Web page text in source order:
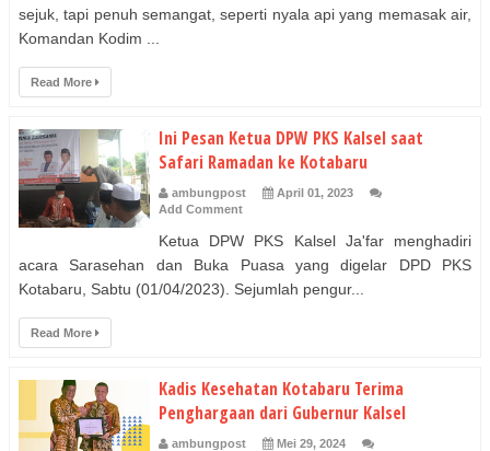
sejuk, tapi penuh semangat, seperti nyala api yang memasak air,
Komandan Kodim ...
Read More
Ini Pesan Ketua DPW PKS Kalsel saat
Safari Ramadan ke Kotabaru
ambungpost
April 01, 2023
Add Comment
Ketua DPW PKS Kalsel Ja'far menghadiri
acara Sarasehan dan Buka Puasa yang digelar DPD PKS
Kotabaru, Sabtu (01/04/2023). Sejumlah pengur...
Read More
Kadis Kesehatan Kotabaru Terima
Penghargaan dari Gubernur Kalsel
ambungpost
Mei 29, 2024